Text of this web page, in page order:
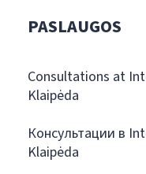
PASLAUGOS
Consultations at
Klaipėda
Консультации в
Klaipėda